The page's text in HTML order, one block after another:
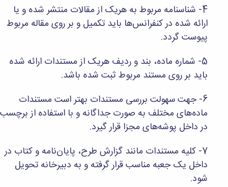
پژوهشی
معاونت
تحصیلات
تکمیلی
کمیته
منتخب
هیات
کمیته
ترفیع
شورای
فرهنگی
آئین
نامه
سمینارها
پایان
نامه
آیین‌نامه‌های
معاونت
آموزشی
گروه
صنایع
گروه
کامپیوتر
پژوهش
های
مهندسی
در
سیستم
تولید
Journal
of
Stress
Analysis
دفتر
مهندسی
مکانیک
مهندسی
کامپیوتر
4- شناسنامه مربوط به هریک از مقالات منتشر شده و یا
ارائه شده در کنفرانس‌ها باید تکمیل و بر روی مقاله مربوط
پیوست گردد.
5- شماره ماده، بند و ردیف هریک از مستندات ارائه شده
باید بر روی مستند مربوط ثبت شده باشد.
6- جهت سهولت بررسی مستندات بهتر است مستندات
ماده‌های مختلف به صورت جداگانه و با استفاده از برچسب
در داخل پوشه‌های مجزا قرار گیرد.
7- کلیه مستندات مانند گزارش طرح، پایان‌نامه و کتاب در
داخل یک جعبه مناسب قرار گرفته و به دبیرخانه تحویل
شود.